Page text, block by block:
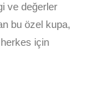
ve değerler
bu özel kupa,
için